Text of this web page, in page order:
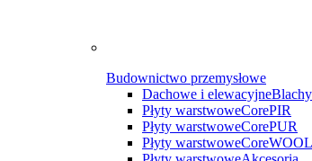
Budownictwo przemysłowe
Dachowe i elewacyjne
Płyty warstwoweCorePIR
Płyty warstwoweCorePUR
Płyty warstwoweCoreWOOL